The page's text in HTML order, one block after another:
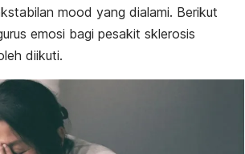
mood yang dialami. Berikut
emosi bagi pesakit sklerosis
diikuti.